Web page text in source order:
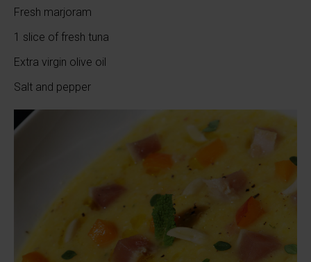
Fresh marjoram
1 slice of fresh tuna
Extra virgin olive oil
Salt and pepper